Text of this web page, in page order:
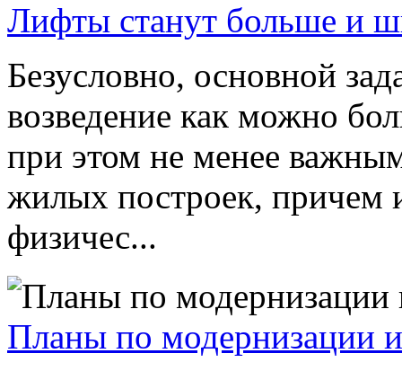
Лифты станут больше и
Безусловно, основной
возведение как можно
при этом не менее
жилых построек,
физичес...
Планы по модернизации